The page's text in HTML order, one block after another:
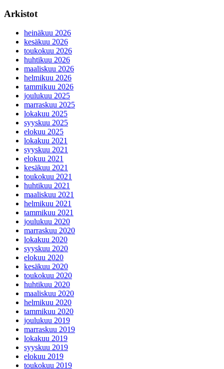
Arkistot
heinäkuu 2026
kesäkuu 2026
toukokuu 2026
huhtikuu 2026
maaliskuu 2026
helmikuu 2026
tammikuu 2026
joulukuu 2025
marraskuu 2025
lokakuu 2025
syyskuu 2025
elokuu 2025
lokakuu 2021
syyskuu 2021
elokuu 2021
kesäkuu 2021
toukokuu 2021
huhtikuu 2021
maaliskuu 2021
helmikuu 2021
tammikuu 2021
joulukuu 2020
marraskuu 2020
lokakuu 2020
syyskuu 2020
elokuu 2020
kesäkuu 2020
toukokuu 2020
huhtikuu 2020
maaliskuu 2020
helmikuu 2020
tammikuu 2020
joulukuu 2019
marraskuu 2019
lokakuu 2019
syyskuu 2019
elokuu 2019
toukokuu 2019